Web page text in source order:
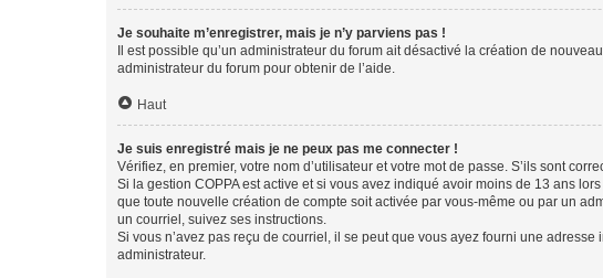
Je souhaite m’enregistrer, mais je n’y parviens pas !
Il est possible qu’un administrateur du forum ait désactivé la création de
administrateur du forum pour obtenir de l’aide.
Haut
Je suis enregistré mais je ne peux pas me connecter !
Vérifiez, en premier, votre nom d’utilisateur et votre mot de passe. S’ils sont
Si la gestion COPPA est active et si vous avez indiqué avoir moins de 13 ans
que toute nouvelle création de compte soit activée par vous-même ou par un
un courriel, suivez ses instructions.
Si vous n’avez pas reçu de courriel, il se peut que vous ayez fourni une
administrateur.